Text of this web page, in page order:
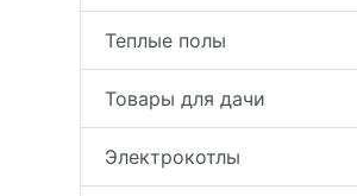
Теплые полы
Товары для дачи
Электрокотлы